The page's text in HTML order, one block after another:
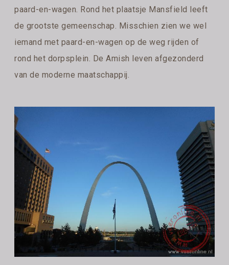
paard-en-wagen. Rond het plaatsje Mansfield leeft
de grootste gemeenschap. Misschien zien we wel
iemand met paard-en-wagen op de weg rijden of
rond het dorpsplein. De Amish leven afgezonderd
van de moderne maatschappij.